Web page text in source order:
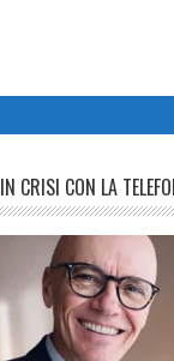
IN CRISI CON LA